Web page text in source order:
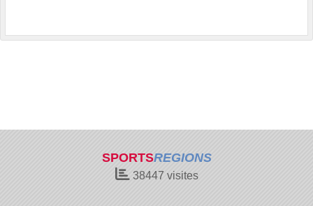
SPORTSREGIONS
38447 visites